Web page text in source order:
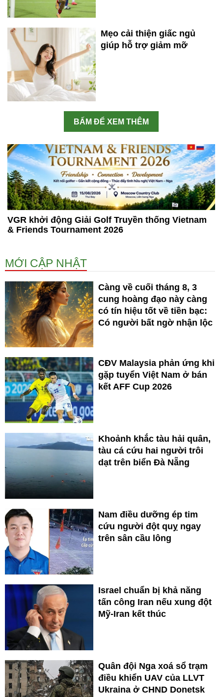
Mẹo cải thiện giấc ngủ
giúp hỗ trợ giảm mỡ
BẤM ĐỂ XEM THÊM
VGR khởi động Giải Golf Truyền thống Vietnam
& Friends Tournament 2026
MỚI CẬP NHẬT
Càng về cuối tháng 8, 3
cung hoàng đạo này càng
có tín hiệu tốt về tiền bạc:
Có người bất ngờ nhận lộc
CĐV Malaysia phản ứng khi
gặp tuyển Việt Nam ở bán
kết AFF Cup 2026
Khoảnh khắc tàu hải quân,
tàu cá cứu hai người trôi
dạt trên biển Đà Nẵng
Nam điều dưỡng ép tim
cứu người đột quỵ ngay
trên sân cầu lông
Israel chuẩn bị khả năng
tấn công Iran nếu xung đột
Mỹ-Iran kết thúc
Quân đội Nga xoá sổ trạm
điều khiển UAV của LLVT
Ukraina ở CHND Donetsk